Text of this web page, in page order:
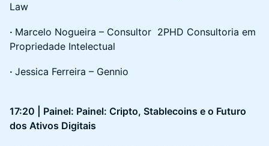
Law
· Marcelo Nogueira – Consultor 2PHD Consultoria em
Propriedade Intelectual
· Jessica Ferreira – Gennio
17:20 | Painel: Painel: Cripto, Stablecoins e o Futuro
dos Ativos Digitais